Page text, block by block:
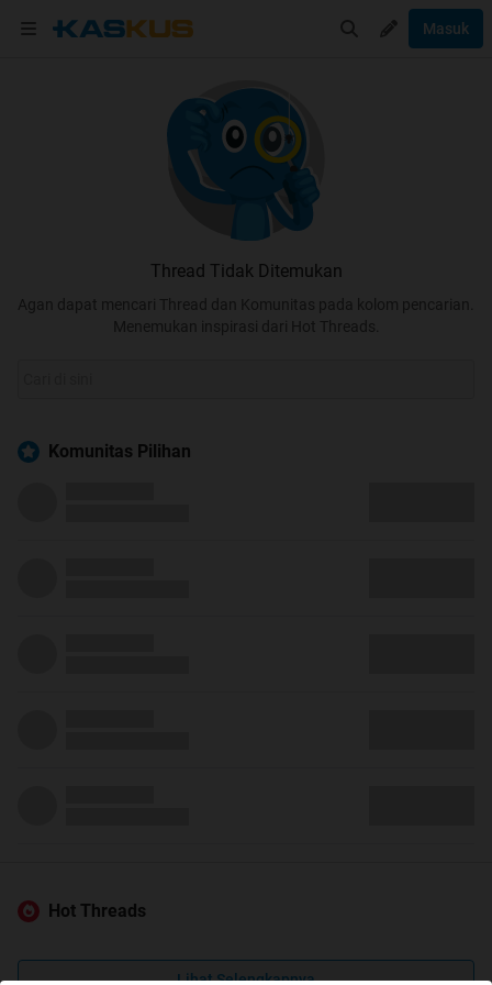
Masuk
Thread Tidak Ditemukan
Agan dapat mencari Thread dan Komunitas pada kolom pencarian.
Menemukan inspirasi dari Hot Threads.
Komunitas Pilihan
Hot Threads
Lihat Selengkapnya